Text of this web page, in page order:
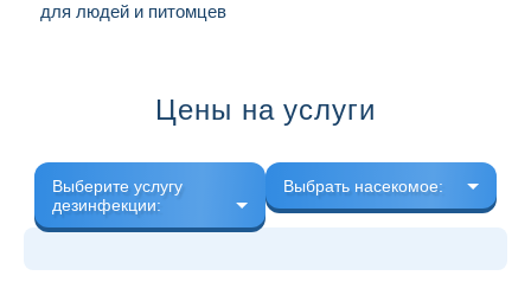
для людей и питомцев
Цены на услуги
Выберите услугу
дезинфекции:
Выбрать насекомое: